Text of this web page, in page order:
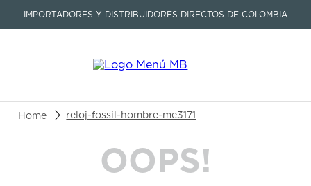
IMPORTADORES Y DISTRIBUIDORES DIRECTOS DE COLOMBIA
Buscar un producto o artículo
reloj-fossil-hombre-me3171
OOPS!TÉRMINOS MÁS BUSCADOS
seastar